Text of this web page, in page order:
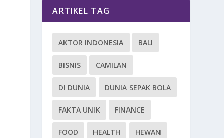
ARTIKEL TAG
AKTOR INDONESIA BALI
BISNIS CAMILAN
DI DUNIA DUNIA SEPAK BOLA
FAKTA UNIK FINANCE
FOOD HEALTH HEWAN